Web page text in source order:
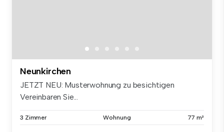
Neunkirchen
JETZT NEU: Musterwohnung zu besichtigen
Vereinbaren Sie...
3 Zimmer Wohnung 77 m²